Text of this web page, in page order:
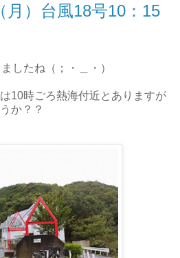
月）台風18号10：15
したね（；・＿・）
10時ごろ熱海付近とありますが
か？？